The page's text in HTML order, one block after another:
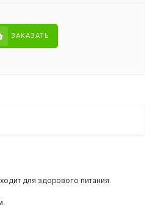
ЗАКАЗАТЬ
для здорового питания.